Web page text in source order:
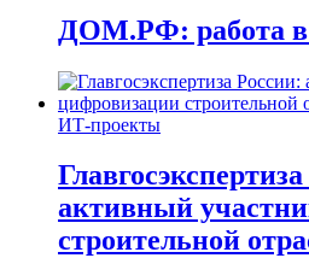
ДОМ.РФ: работа
ИТ-проекты
активный
строительной